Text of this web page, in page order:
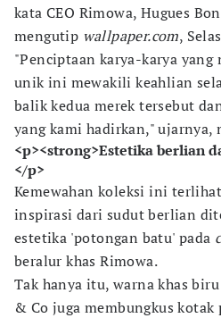
kata CEO Rimowa, Hugues
mengutip wallpaper.com,
"Penciptaan karya-karya
unik ini mewakili keahlian
balik kedua merek tersebut
yang kami hadirkan," ujarnya,
<p><strong>Estetika berlian
</p>
Kemewahan koleksi ini
inspirasi dari sudut berlian
estetika 'potongan batu' pada
beralur khas Rimowa.
Tak hanya itu, warna khas
& Co juga membungkus kotak